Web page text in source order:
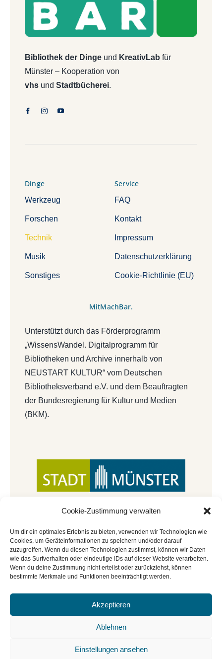
Cookie-Zustimmung verwalten
Um dir ein optimales Erlebnis zu bieten, verwenden wir Technologien wie
Cookies, um Geräteinformationen zu speichern und/oder darauf
zuzugreifen. Wenn du diesen Technologien zustimmst, können wir Daten
wie das Surfverhalten oder eindeutige IDs auf dieser Website verarbeiten.
Wenn du deine Zustimmung nicht erteilst oder zurückziehst, können
bestimmte Merkmale und Funktionen beeinträchtigt werden.
Akzeptieren
Ablehnen
Einstellungen ansehen
Bibliothek der Dingeund KreativLab für
Münster – Kooperation von
vhsund Stadtbücherei.
Dinge
Werkzeug
Forschen
Technik
Musik
Sonstiges
Service
FAQ
Kontakt
Impressum
Datenschutzerklärung
Cookie-Richtlinie (EU)
MitMachBar.
Unterstützt durch das Förderprogramm
„WissensWandel. Digitalprogramm für
Bibliotheken und Archive innerhalb von
NEUSTART KULTUR“ vom Deutschen
Bibliotheksverband e.V. und dem Beauftragten
der Bundesregierung für Kultur und Medien
(BKM).
© Copyright 2022 - 2026 | Mitmachbar der
Cookie-Richtlinie